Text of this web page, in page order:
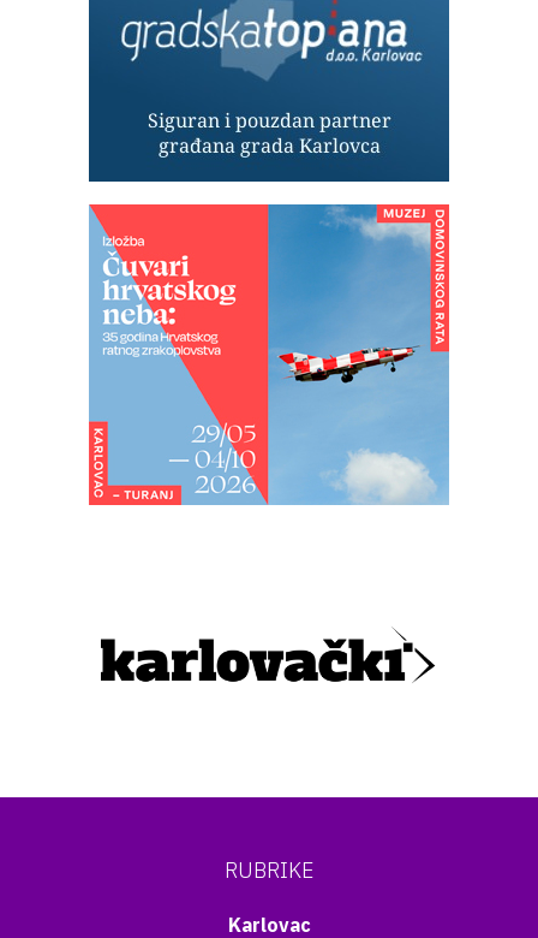
RUBRIKE
Karlovac